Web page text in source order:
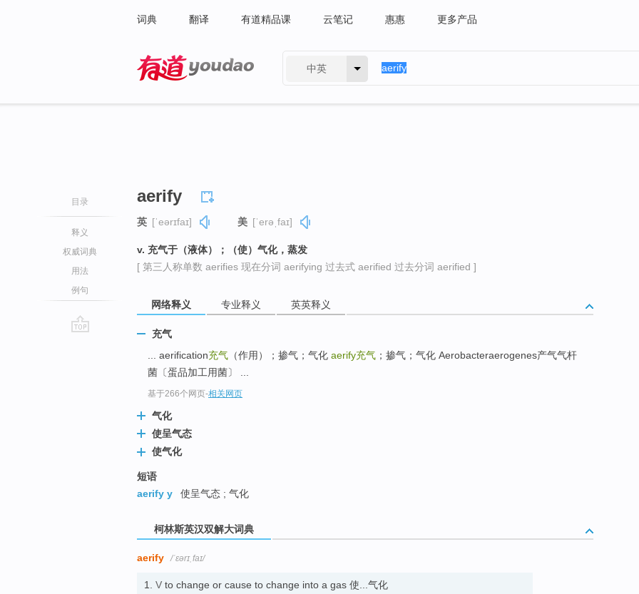
词典 翻译 有道精品课 云笔记 惠惠 更多产品
中英
目录
释义
权威词典
用法
例句
aerify
英 [ˈeərɪfaɪ] 美 [ˈerəˌfaɪ]
v. 充气于（液体）；（使）气化，蒸发
[ 第三人称单数 aerifies 现在分词 aerifying 过去式 aerified 过去分词 aerified ]
网络释义 专业释义 英英释义
充气
... aerification充气 （作用）；掺气；气化 aerify充气 ；掺气；气化 Aerobacteraerogenes产气气杆
菌〔蛋品加工用菌〕 ...
基于266个网页-相关网页
气化
使呈气态
使气化
短语
aerify y
使呈气态 ; 气化
柯林斯英汉双解大词典
aerify /ˈɛərɪˌfaɪ/
1. V to change or cause to change into a gas 使...气化